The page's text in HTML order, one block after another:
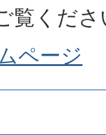
覧くださ
ページ